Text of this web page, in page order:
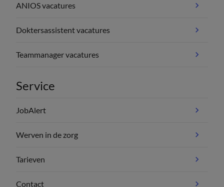
ANIOS vacatures
Doktersassistent vacatures
Teammanager vacatures
Service
JobAlert
Werven in de zorg
Tarieven
Contact